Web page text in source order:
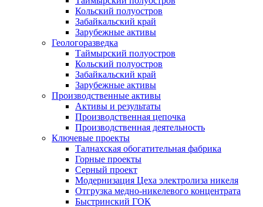
Кольский полуостров
Забайкальский край
Зарубежные активы
Геологоразведка
Таймырский полуостров
Кольский полуостров
Забайкальский край
Зарубежные активы
Производственные активы
Активы и результаты
Производственная цепочка
Производственная деятельность
Ключевые проекты
Талнахская обогатительная фабрика
Горные проекты
Серный проект
Модернизация Цеха электролиза никеля
Отгрузка медно-никелевого концентрата
Быстринский ГОК